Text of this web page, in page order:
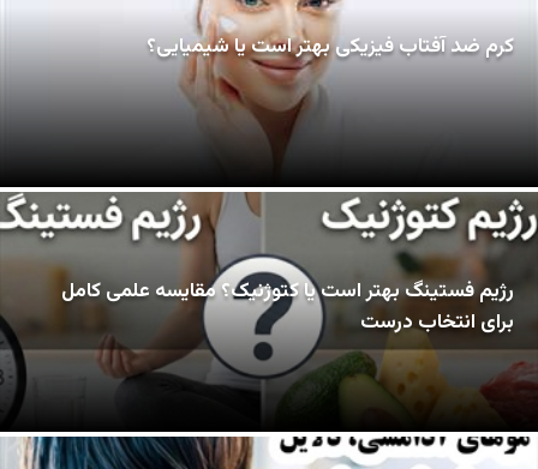
کرم ضد آفتاب فیزیکی بهتر است یا شیمیایی؟
رژیم فستینگ بهتر است یا کتوژنیک؟ مقایسه علمی کامل
برای انتخاب درست